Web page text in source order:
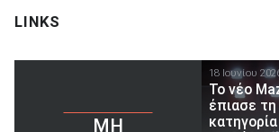
LINKS
ΜΗ
18 Ιουνίου
Το νέο
έπιασε